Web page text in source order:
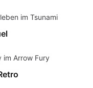
im Tsunami
im Arrow Fury